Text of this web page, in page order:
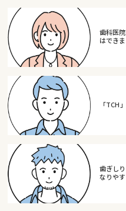
歯科医
はでき
「TCH
歯ぎし
なりや